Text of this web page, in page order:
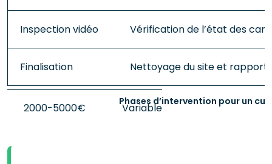
Phases d’intervention pour un
Inspection vidéo Vérification de l’état des
Finalisation Nettoyage du site et rapport